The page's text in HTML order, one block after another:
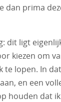
dan prima
dit ligt
kiezen om
te lopen. In
en een
houden dat